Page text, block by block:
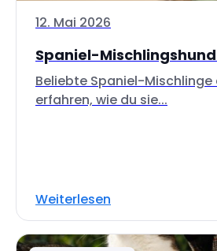
12. Mai 2026
Spaniel-
Beliebte Spaniel-
erfahren, wie du sie...
Weiterlesen